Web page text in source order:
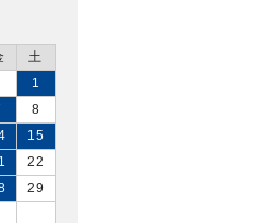
土
1
8
15
22
29